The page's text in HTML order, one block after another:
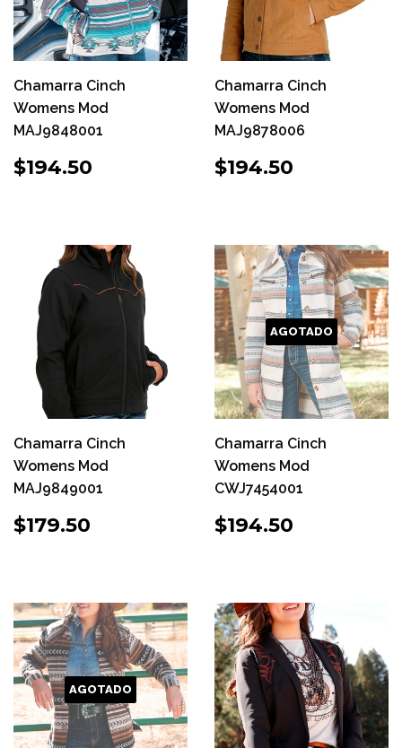
Chamarra Cinch
Womens Mod
MAJ9848001
PRECIO
HABITUAL
$194.50
Chamarra Cinch
Womens Mod
MAJ9878006
PRECIO
HABITUAL
$194.50
Chamarra Cinch
Womens Mod
MAJ9849001
PRECIO
HABITUAL
$179.50
AGOTADO
Chamarra Cinch
Womens Mod
CWJ7454001
PRECIO
HABITUAL
$194.50
AGOTADO